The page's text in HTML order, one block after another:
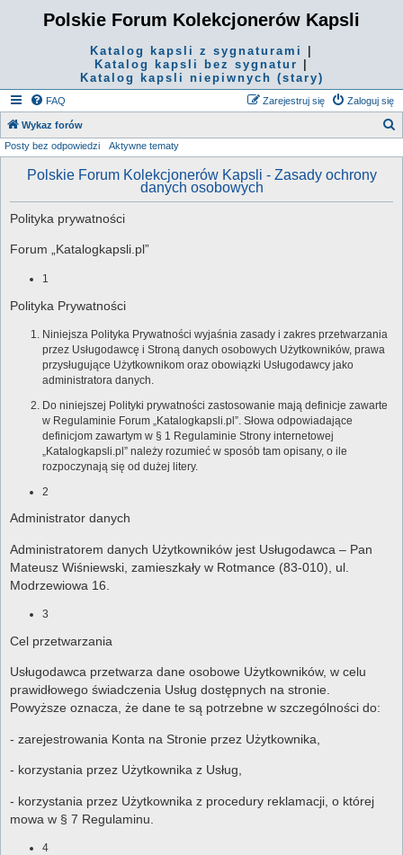
Polskie Forum Kolekcjonerów Kapsli
Katalog kapsli z sygnaturami
Katalog kapsli bez sygnatur
Katalog kapsli niepiwnych (stary)
FAQ Zaloguj się
Zarejestruj się
Wykaz forów
Posty bez odpowiedzi Aktywne tematy
Polskie Forum Kolekcjonerów Kapsli - Zasady ochrony
danych osobowych
Polityka prywatności
Forum „Katalogkapsli.pl”
1
Polityka Prywatności
Niniejsza Polityka Prywatności wyjaśnia zasady i zakres przetwarzania
przez Usługodawcę i Stroną danych osobowych Użytkowników, prawa
przysługujące Użytkownikom oraz obowiązki Usługodawcy jako
administratora danych.
Do niniejszej Polityki prywatności zastosowanie mają definicje zawarte
w Regulaminie Forum „Katalogkapsli.pl”. Słowa odpowiadające
definicjom zawartym w § 1 Regulaminie Strony internetowej
„Katalogkapsli.pl” należy rozumieć w sposób tam opisany, o ile
rozpoczynają się od dużej litery.
2
Administrator danych
Administratorem danych Użytkowników jest Usługodawca – Pan
Mateusz Wiśniewski, zamieszkały w Rotmance (83-010), ul.
Modrzewiowa 16.
3
Cel przetwarzania
Usługodawca przetwarza dane osobowe Użytkowników, w celu
prawidłowego świadczenia Usług dostępnych na stronie.
Powyższe oznacza, że dane te są potrzebne w szczególności do:
- zarejestrowania Konta na Stronie przez Użytkownika,
- korzystania przez Użytkownika z Usług,
- korzystania przez Użytkownika z procedury reklamacji, o której
mowa w § 7 Regulaminu.
4